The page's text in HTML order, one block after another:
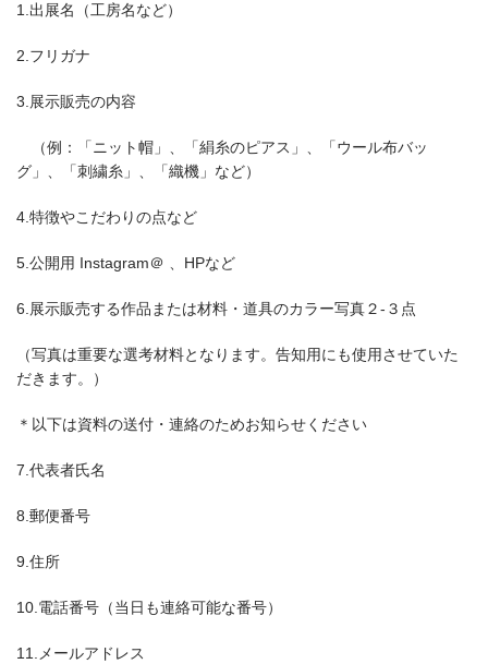
1.出展名（工房名など）
2.フリガナ
3.展示販売の内容
（例：「ニット帽」、「絹糸のピアス」、「ウール布バッ
グ」、「刺繍糸」、「織機」など）
4.特徴やこだわりの点など
5.公開用 Instagram＠ 、HPなど
6.展示販売する作品または材料・道具のカラー写真２‐３点
（写真は重要な選考材料となります。告知用にも使用させていた
だきます。）
＊以下は資料の送付・連絡のためお知らせください
7.代表者氏名
8.郵便番号
9.住所
10.電話番号（当日も連絡可能な番号）
11.メールアドレス